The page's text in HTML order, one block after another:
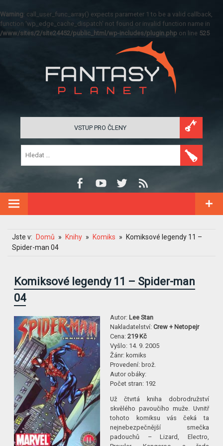
Warning: call_user_func_array() expects parameter 1 to be a valid callback,
function 'wp_edge_cache_dispatch' not found or invalid function name in
/www/sites/2/site24452/public_html/wp-includes/plugin.php on line 525
VSTUP PRO ČLENY
Jste v: Domů Knihy Komiks
Komiksové legendy 11 –
Spider-man 04
Komiksové legendy 11 – Spider-man
04
Autor:Lee Stan
Nakladatelství:Crew + Netopejr
Cena:219 Kč
Vyšlo: 14. 9. 2005
Žánr:komiks
Provedení:brož.
Autor obáky:
Počet stran: 192
Už čtvrtá kniha dobrodružství
skvělého pavoučího muže. Uvnitř
tohoto komiksu vás čeká ta
nejnebezpečnější smečka
padouchů – Lizard, Electro,